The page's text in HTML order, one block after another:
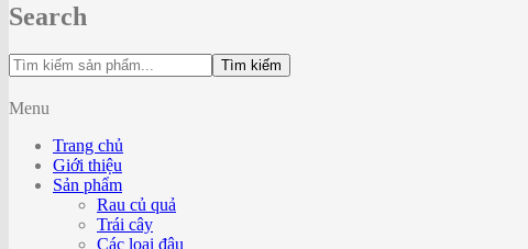
Search
Tìm kiếm
Menu
Trang chủ
Giới thiệu
Sản phẩm
Rau củ quả
Trái cây
Các loại đậu